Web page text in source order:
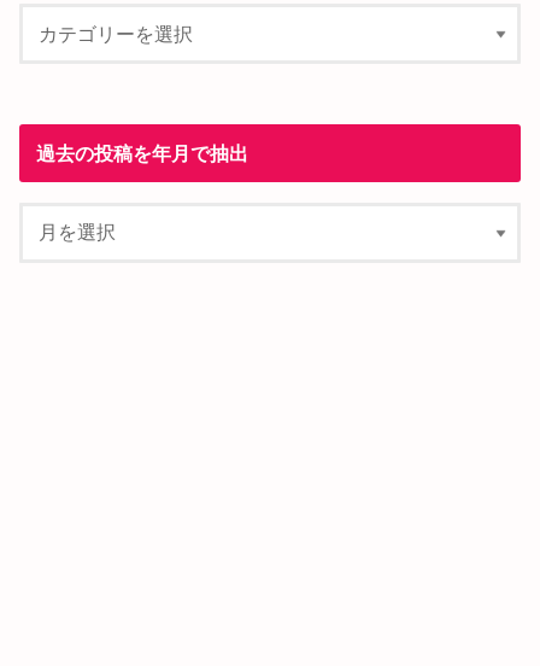
過去の投稿を年月で抽出